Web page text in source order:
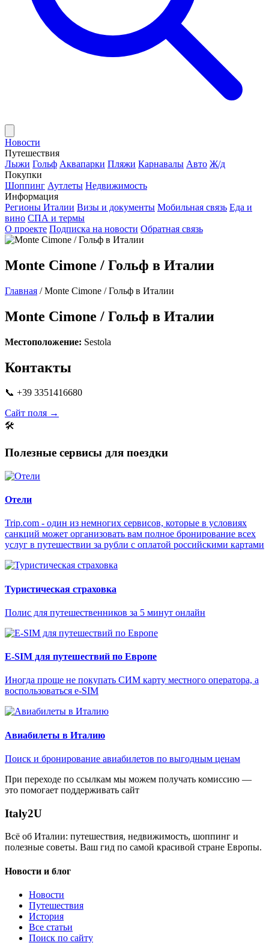
Новости
Путешествия
Лыжи Гольф Аквапарки Пляжи Карнавалы Авто Ж/д
Покупки
Шоппинг Аутлеты Недвижимость
Информация
Регионы Италии Визы и документы Мобильная связь Еда и
вино СПА и термы
О проекте Подписка на новости Обратная связь
Monte Cimone / Гольф в Италии
Главная / Monte Cimone / Гольф в Италии
Monte Cimone / Гольф в Италии
Местоположение: Sestola
Контакты
📞 +39 3351416680
Сайт поля →
🛠
Полезные сервисы для поездки
Отели
Trip.com - один из немногих сервисов, которые в условиях
санкций может организовать вам полное бронирование всех
услуг в путешествии за рубли с оплатой российскими картами
Туристическая страховка
Полис для путешественников за 5 минут онлайн
E-SIM для путешествий по Европе
Иногда проще не покупать СИМ карту местного оператора, а
воспользоваться e-SIM
Авиабилеты в Италию
Поиск и бронирование авиабилетов по выгодным ценам
При переходе по ссылкам мы можем получать комиссию —
это помогает поддерживать сайт
Italy2U
Всё об Италии: путешествия, недвижимость, шоппинг и
полезные советы. Ваш гид по самой красивой стране Европы.
Новости и блог
Новости
Путешествия
История
Все статьи
Поиск по сайту